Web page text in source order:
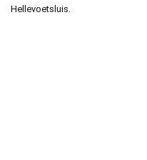
Hellevoetsluis.